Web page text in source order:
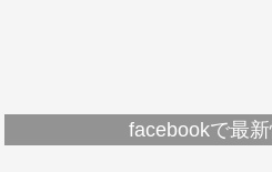
facebookで最